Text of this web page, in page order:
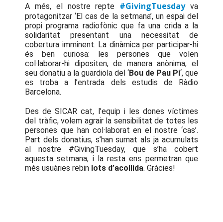
A més, el nostre repte #GivingTuesdayva
protagonitzar ‘El cas de la setmana’, un espai del
propi programa radiofònic que fa una crida a la
solidaritat presentant una necessitat de
cobertura imminent. La dinàmica per participar-hi
és ben curiosa: les persones que volen
col·laborar-hi dipositen, de manera anònima, el
seu donatiu a la guardiola del ‘Bou de Pau Pi‘, que
es troba a l’entrada dels estudis de Ràdio
Barcelona.
Des de SICAR cat, l’equip i les dones víctimes
del tràfic, volem agrair la sensibilitat de totes les
persones que han col·laborat en el nostre ‘cas’.
Part dels donatius, s’han sumat als ja acumulats
al nostre #GivingTuesday, que s’ha cobert
aquesta setmana, i la resta ens permetran que
més usuàries rebin lots d’acollida. Gràcies!